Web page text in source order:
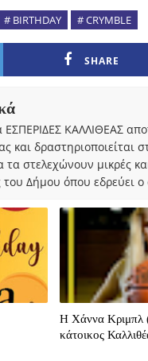
# BIRTHDAY # CRYMBLE
SHARE
ΚΑΛΛΙΘΕΑΣ
και
τα στελεχώνουν μικρές
του Δήμου όπου εδρεύει ο
Η Χάννα Κριμπλ
κάτοικος